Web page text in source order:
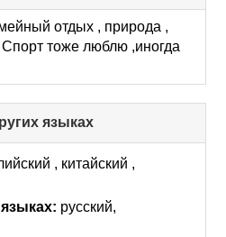
отдых , природа ,
тоже люблю ,иногда
языках
to
collapse
, китайский ,
русский,